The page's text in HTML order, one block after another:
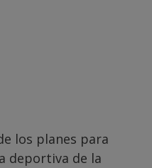
los planes para
deportiva de la